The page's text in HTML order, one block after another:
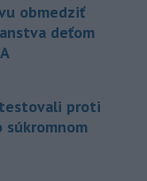
obmedziť
deťom
proti
súkromnom